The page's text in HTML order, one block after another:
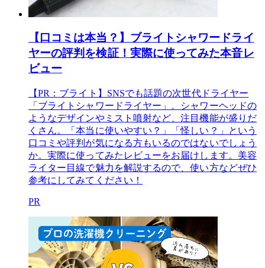
【口コミは本当？】ブライトシャワードライ
ヤーの評判を検証！実際に使ってみた本音レ
ビュー
【PR：ブライト】SNSでも話題の次世代ドライヤー
「ブライトシャワードライヤー」。シャワーヘッドの
ようなデザインやミスト噴射など、注目機能が盛りだ
くさん。「本当に使いやすい？」「怪しい？」という
口コミや評判が気になる方もいるのではないでしょう
か。実際に使ってみたレビューをお届けします。美容
ライター目線で魅力を解説するので、使い方などぜひ
参考にしてみてください！
PR